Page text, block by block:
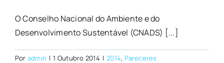
O Conselho Nacional do Ambiente e do
Desenvolvimento Sustentável (CNADS) [...]
Por admin | 1 Outubro 2014 | 2014, Pareceres